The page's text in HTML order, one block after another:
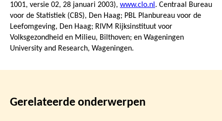
1001, versie 02, 28 januari 2003), www.clo.nl . Centraal Bureau
voor de Statistiek (CBS), Den Haag; PBL Planbureau voor de
Leefomgeving, Den Haag; RIVM Rijksinstituut voor
Volksgezondheid en Milieu, Bilthoven; en Wageningen
University and Research, Wageningen.
Gerelateerde onderwerpen